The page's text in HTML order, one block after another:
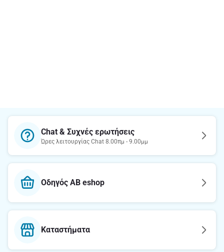
Chat & Συχνές ερωτήσεις
Ώρες λειτουργίας Chat 8.00πμ - 9.00μμ
Οδηγός AB eshop
Καταστήματα